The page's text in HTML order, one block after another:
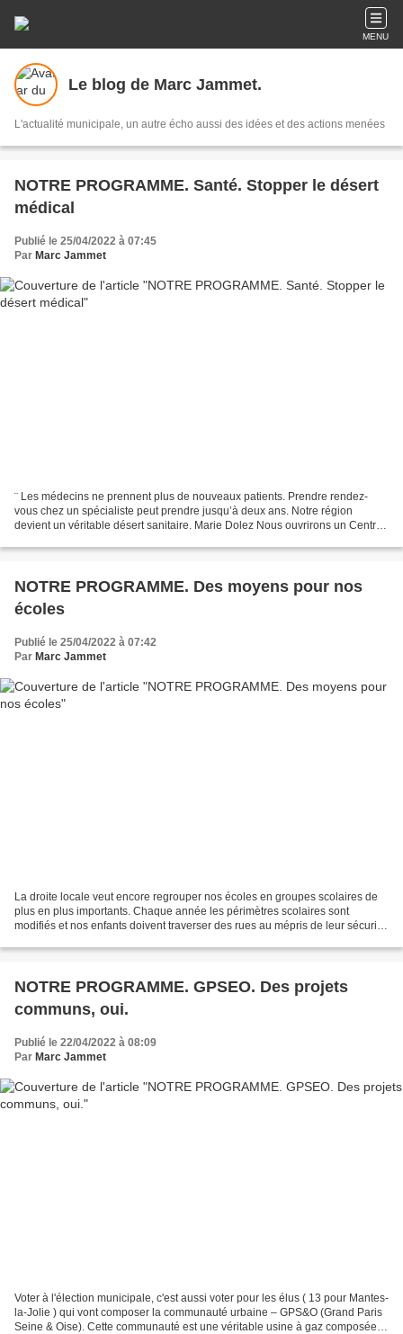
MENU
Le blog de Marc Jammet.
L'actualité municipale, un autre écho aussi des idées et des actions menées
NOTRE PROGRAMME. Santé. Stopper le désert
médical
Publié le 25/04/2022 à 07:45
Par Marc Jammet
¨ Les médecins ne prennent plus de nouveaux patients. Prendre rendez-
vous chez un spécialiste peut prendre jusqu’à deux ans. Notre région
devient un véritable désert sanitaire. Marie Dolez Nous ouvrirons un Centre
NOTRE PROGRAMME. Des moyens pour nos
écoles
Publié le 25/04/2022 à 07:42
Par Marc Jammet
La droite locale veut encore regrouper nos écoles en groupes scolaires de
plus en plus importants. Chaque année les périmètres scolaires sont
modifiés et nos enfants doivent traverser des rues au mépris de leur sécurité.
NOTRE PROGRAMME. GPSEO. Des projets
communs, oui.
Publié le 22/04/2022 à 08:09
Par Marc Jammet
Voter à l'élection municipale, c'est aussi voter pour les élus ( 13 pour Mantes-
la-Jolie ) qui vont composer la communauté urbaine – GPS&O (Grand Paris
Seine & Oise). Cette communauté est une véritable usine à gaz composée